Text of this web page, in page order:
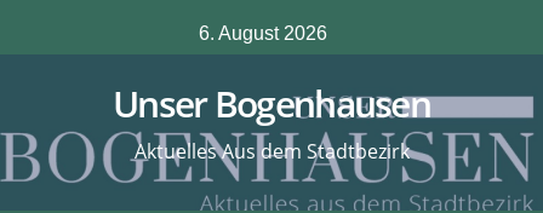
Inhalt
6. August 2026
Unser Bogenhausen
Aktuelles Aus dem Stadtbezirk